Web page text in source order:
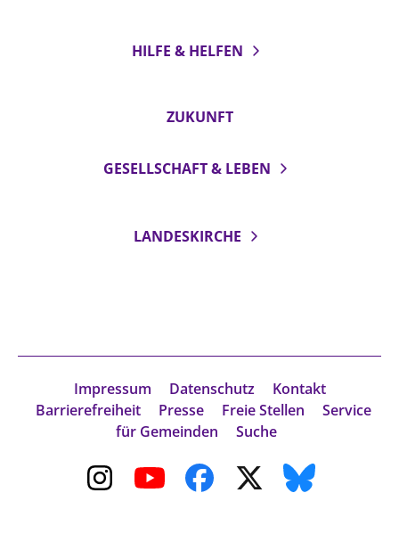
HILFE & HELFEN
ZUKUNFT
GESELLSCHAFT & LEBEN
LANDESKIRCHE
Impressum Datenschutz
Kontakt
Barrierefreiheit
Presse Freie Stellen
Service
für Gemeinden
Suche